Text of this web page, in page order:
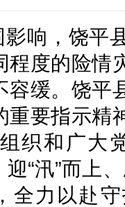
影响，饶平
程度的险情
容缓。饶平
重要指示精
织和广大
迎“汛”而上
全力以赴